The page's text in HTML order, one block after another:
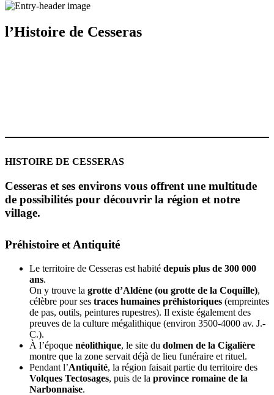
l’Histoire de Cesseras
HISTOIRE DE CESSERAS
Cesseras et ses environs vous offrent une multitude
de possibilités pour découvrir la région et notre
village.
Préhistoire et Antiquité
Le territoire de Cesseras est habité depuis plus de 300 000
ans.
On y trouve la grotte d’Aldène (ou grotte de la Coquille),
célèbre pour ses traces humaines préhistoriques (empreintes
de pas, outils, peintures rupestres). Il existe également des
preuves de la culture mégalithique (environ 3500-4000 av. J.-
C.).
À l’époque néolithique, le site du dolmen de la Cigalière
montre que la zone servait déjà de lieu funéraire et rituel.
Pendant l’Antiquité, la région faisait partie du territoire des
Volques Tectosages, puis de la province romaine de la
Narbonnaise.